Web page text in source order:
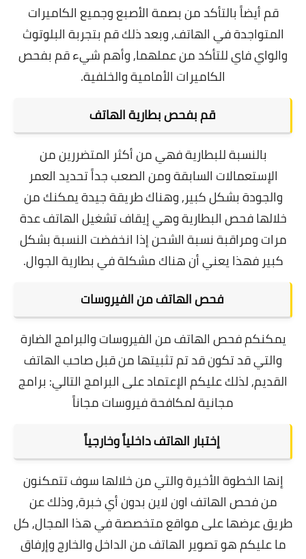
قم أيضاً بالتأكد من بصمة الأصبع وجميع الكاميرات
المتواجدة في الهاتف, وبعد ذلك قم بتجربة البلوتوث
والواي فاي للتأكد من عملهما, وأهم شيء قم بفحص
الكاميرات الأمامية والخلفية.
قم بفحص بطارية الهاتف
بالنسبة للبطارية فهي من أكثر المتضررين من
الإستعمالات السابقة ومن الصعب جداً تحديد العمر
والجودة بشكل كبير, وهناك طريقة جيدة يمكنك من
خلالها فحص البطارية وهي إيقاف تشغيل الهاتف عدة
مرات ومراقبة نسبة الشحن إذا انخفضت النسبة بشكل
كبير فهذا يعني أن هناك مشكلة في بطارية الجوال.
فحص الهاتف من الفيروسات
يمكنكم فحص الهاتف من الفيروسات والبرامج الضارة
والتي قد تكون قد تم تثبيتها من قبل صاحب الهاتف
القديم, لذلك عليكم الإعتماد على البرامج التالي: برامج
مجانية لمكافحة فيروسات مجاناً
إختبار الهاتف داخلياً وخارجياً
إنها الخطوة الأخيرة والتي من خلالها سوف تتمكنون
من فحص الهاتف اون لاين بدون أي خبرة, وذلك عن
طريق عرضها على مواقع متخصصة في هذا المجال, كل
ما عليكم هو تصوير الهاتف من الداخل والخارج وإرفاق